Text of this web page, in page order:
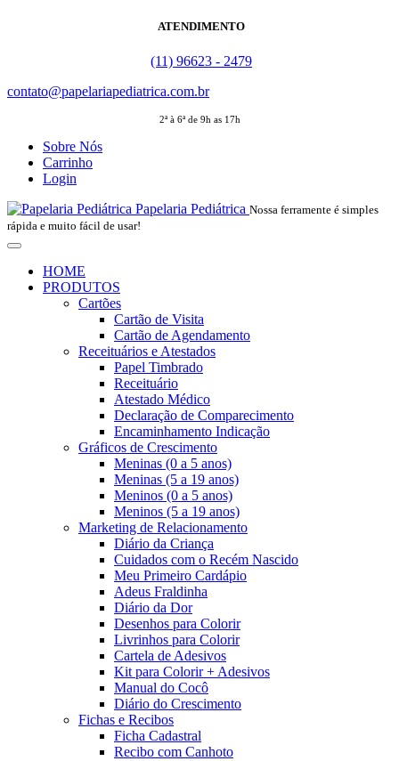
ATENDIMENTO
(11) 96623 - 2479
contato@papelariapediatrica.com.br
2ª à 6ª de 9h as 17h
Sobre Nós
Carrinho
Login
Papelaria Pediátrica Nossa ferramente é simples
rápida e muito fácil de usar!
HOME
PRODUTOS
Cartões
Cartão de Visita
Cartão de Agendamento
Receituários e Atestados
Papel Timbrado
Receituário
Atestado Médico
Declaração de Comparecimento
Encaminhamento Indicação
Gráficos de Crescimento
Meninas (0 a 5 anos)
Meninas (5 a 19 anos)
Meninos (0 a 5 anos)
Meninos (5 a 19 anos)
Marketing de Relacionamento
Diário da Criança
Cuidados com o Recém Nascido
Meu Primeiro Cardápio
Adeus Fraldinha
Diário da Dor
Desenhos para Colorir
Livrinhos para Colorir
Cartela de Adesivos
Kit para Colorir + Adesivos
Manual do Cocô
Diário do Crescimento
Fichas e Recibos
Ficha Cadastral
Recibo com Canhoto